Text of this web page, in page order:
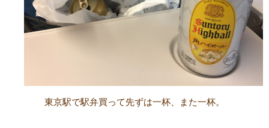
東京駅で駅弁買って先ずは一杯、また一杯。